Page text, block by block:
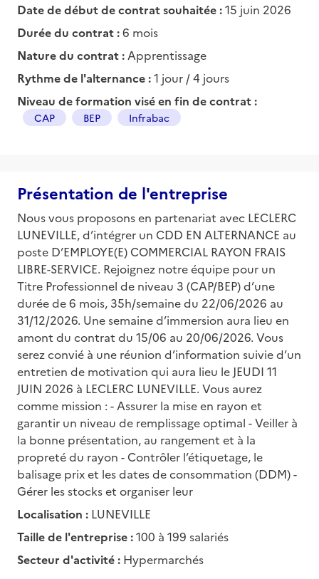
Date de début de contrat souhaitée :15 juin 2026
Durée du contrat :6 mois
Nature du contrat : Apprentissage
Rythme de l'alternance :1 jour / 4 jours
Niveau de formation visé en fin de contrat :
CAP BEP Infrabac
Présentation de l'entreprise
Nous vous proposons en partenariat avec LECLERC
LUNEVILLE, d’intégrer un CDD EN ALTERNANCE au
poste D’EMPLOYE(E) COMMERCIAL RAYON FRAIS
LIBRE-SERVICE. Rejoignez notre équipe pour un
Titre Professionnel de niveau 3 (CAP/BEP) d’une
durée de 6 mois, 35h/semaine du 22/06/2026 au
31/12/2026. Une semaine d’immersion aura lieu en
amont du contrat du 15/06 au 20/06/2026. Vous
serez convié à une réunion d’information suivie d’un
entretien de motivation qui aura lieu le JEUDI 11
JUIN 2026 à LECLERC LUNEVILLE. Vous aurez
comme mission : - Assurer la mise en rayon et
garantir un niveau de remplissage optimal - Veiller à
la bonne présentation, au rangement et à la
propreté du rayon - Contrôler l’étiquetage, le
balisage prix et les dates de consommation (DDM) -
Gérer les stocks et organiser leur
Localisation : LUNEVILLE
Taille de l'entreprise :100 à 199 salariés
Secteur d'activité : Hypermarchés